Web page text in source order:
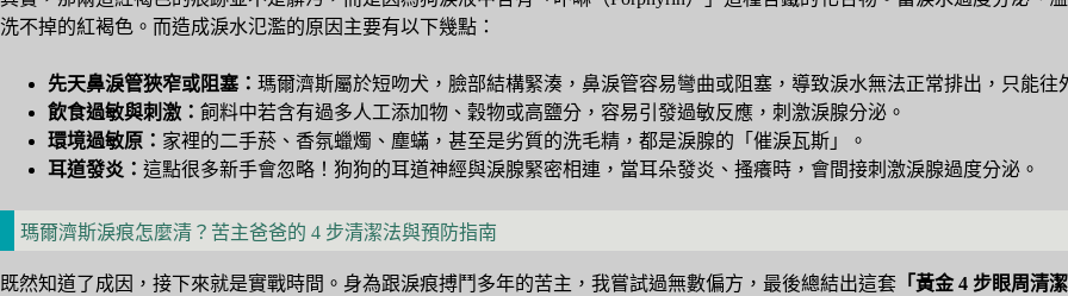
洗不掉的紅褐色。而造成淚水氾濫的原因主要有以下幾點：
先天鼻淚管狹窄或阻塞： 瑪爾濟斯屬於短吻犬，臉部結構緊湊，鼻淚管容易彎曲或阻塞，導致淚水無法正常排出，只能往
飲食過敏與刺激： 飼料中若含有過多人工添加物、穀物或高鹽分，容易引發過敏反應，刺激淚腺分泌。
環境過敏原： 家裡的二手菸、香氛蠟燭、塵蟎，甚至是劣質的洗毛精，都是淚腺的「催淚瓦斯」。
耳道發炎： 這點很多新手會忽略！狗狗的耳道神經與淚腺緊密相連，當耳朵發炎、搔癢時，會間接刺激淚腺過度分泌。
瑪爾濟斯淚痕怎麼清？苦主爸爸的 4 步清潔法與預防指南
既然知道了成因，接下來就是實戰時間。身為跟淚痕搏鬥多年的苦主，我嘗試過無數偏方，最後總結出這套 「黃金 4 步眼周清